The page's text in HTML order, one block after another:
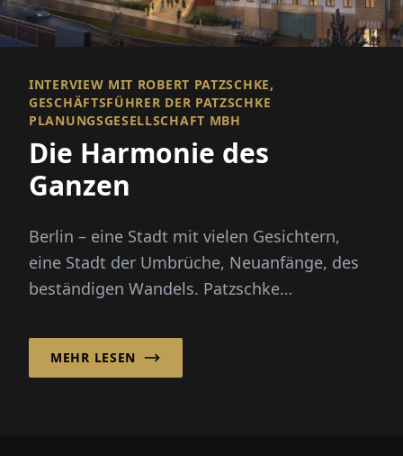
INTERVIEW MIT ROBERT PATZSCHKE,
GESCHÄFTSFÜHRER DER PATZSCHKE
PLANUNGSGESELLSCHAFT MBH
Die Harmonie des
Ganzen
Berlin – eine Stadt mit vielen Gesichtern,
eine Stadt der Umbrüche, Neuanfänge, des
beständigen Wandels. Patzschke
MEHR LESEN